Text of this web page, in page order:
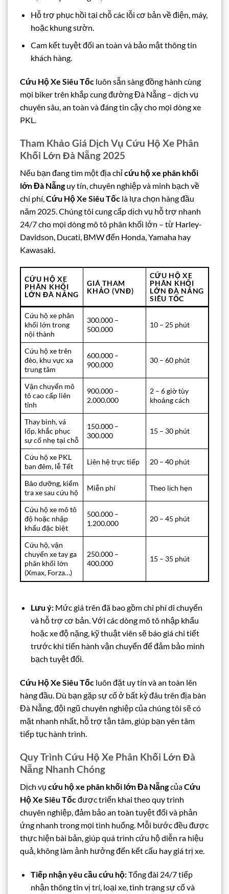
Hỗ trợ phục hồi tại chỗ các lỗi cơ bản về điện, máy,
hoặc khung sườn.
Cam kết tuyệt đối an toàn và bảo mật thông tin
khách hàng.
Cứu Hộ Xe Siêu Tốc luôn sẵn sàng đồng hành cùng
mọi biker trên khắp cung đường Đà Nẵng – dịch vụ
chuyên sâu, an toàn và đáng tin cậy cho mọi dòng xe
PKL.
Tham Khảo Giá Dịch Vụ Cứu Hộ Xe Phân
Khối Lớn Đà Nẵng 2025
Nếu bạn đang tìm một địa chỉcứu hộ xe phân khối
lớn Đà Nẵnguy tín, chuyên nghiệp và minh bạch về
chi phí,Cứu Hộ Xe Siêu Tốc là lựa chọn hàng đầu
năm 2025. Chúng tôi cung cấp dịch vụ hỗ trợ nhanh
24/7 cho mọi dòng mô tô phân khối lớn – từ Harley-
Davidson, Ducati, BMW đến Honda, Yamaha hay
Kawasaki.
CỨU HỘ XE
PHÂN KHỐI
LỚN ĐÀ NẴNG
GIÁ THAM
KHẢO (VNĐ)
CỨU HỘ XE
PHÂN KHỐI
LỚN ĐÀ NẴNG
SIÊU TỐC
Cứu hộ xe phân
khối lớn trong
nội thành
300.000 –
500.000
10 – 25 phút
Cứu hộ xe trên
đèo, khu vực xa
trung tâm
600.000 –
900.000
30 – 60 phút
Vận chuyển mô
tô cao cấp liên
tỉnh
900.000 –
2.000.000
2 – 6 giờ tùy
khoảng cách
Thay bình, vá
lốp, khắc phục
sự cố nhẹ tại chỗ
150.000 –
300.000
15 – 30 phút
Cứu hộ xe PKL
ban đêm, lễ Tết
Liên hệ trực tiếp 20 – 40 phút
Bảo dưỡng, kiểm
tra xe sau cứu hộ
Miễn phí Theo lịch hẹn
Cứu hộ xe mô tô
độ hoặc nhập
khẩu đặc biệt
500.000 –
1.200.000
20 – 45 phút
Cứu hộ, vận
chuyển xe tay ga
phân khối lớn
(Xmax, Forza…)
250.000 –
400.000
15 – 35 phút
Lưu ý:Mức giá trên đã bao gồm chi phí di chuyển
và hỗ trợ cơ bản. Với các dòng mô tô nhập khẩu
hoặc xe độ nặng, kỹ thuật viên sẽ báo giá chi tiết
trước khi tiến hành vận chuyển để đảm bảo minh
bạch tuyệt đối.
Cứu Hộ Xe Siêu Tốc luôn đặt uy tín và an toàn lên
hàng đầu. Dù bạn gặp sự cố ở bất kỳ đâu trên địa bàn
Đà Nẵng, đội ngũ chuyên nghiệp của chúng tôi sẽ có
mặt nhanh nhất, hỗ trợ tận tâm, giúp bạn yên tâm
tiếp tục hành trình.
Quy Trình Cứu Hộ Xe Phân Khối Lớn Đà
Nẵng Nhanh Chóng
Dịch vụ cứu hộ xe phân khối lớn Đà NẵngcủaCứu
Hộ Xe Siêu Tốcđược triển khai theo quy trình
chuyên nghiệp, đảm bảo an toàn tuyệt đối và phản
ứng nhanh trong mọi tình huống. Mỗi bước đều được
thực hiện bài bản, giúp quá trình cứu hộ diễn ra hiệu
quả, không làm ảnh hưởng đến kết cấu hay giá trị xe.
Tiếp nhận yêu cầu cứu hộ:Tổng đài 24/7 tiếp
nhận thông tin vị trí, loại xe, tình trạng sự cố và